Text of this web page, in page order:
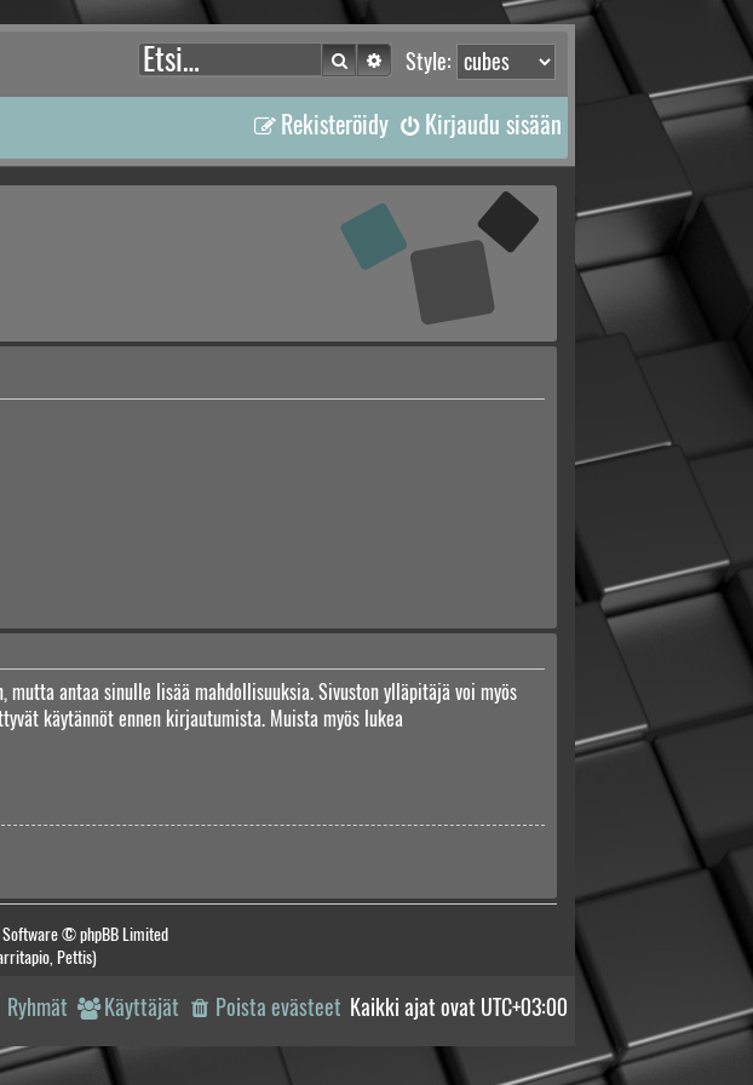
Style:
Etsi Tarkennettu haku
Kirjaudu sisään
Rekisteröidy
antaa sinulle lisää mahdollisuuksia. Sivuston ylläpitäjä voi myös
käytännöt ennen kirjautumista. Muista myös lukea
© phpBB Limited
Pettis)
Kaikki ajat ovat UTC+03:00
Poista evästeet
Käyttäjät
Ryhmät